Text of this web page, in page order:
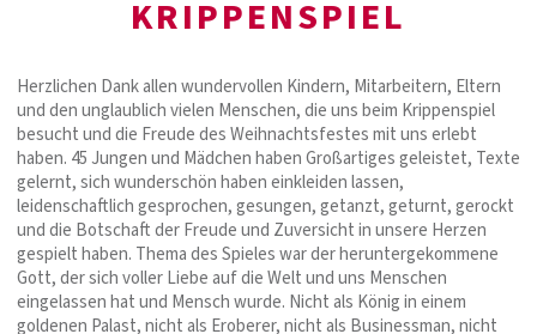
KRIPPENSPIEL
Herzlichen Dank allen wundervollen Kindern, Mitarbeitern, Eltern
und den unglaublich vielen Menschen, die uns beim Krippenspiel
besucht und die Freude des Weihnachtsfestes mit uns erlebt
haben. 45 Jungen und Mädchen haben Großartiges geleistet, Texte
gelernt, sich wunderschön haben einkleiden lassen,
leidenschaftlich gesprochen, gesungen, getanzt, geturnt, gerockt
und die Botschaft der Freude und Zuversicht in unsere Herzen
gespielt haben. Thema des Spieles war der heruntergekommene
Gott, der sich voller Liebe auf die Welt und uns Menschen
eingelassen hat und Mensch wurde. Nicht als König in einem
goldenen Palast, nicht als Eroberer, nicht als Businessman, nicht